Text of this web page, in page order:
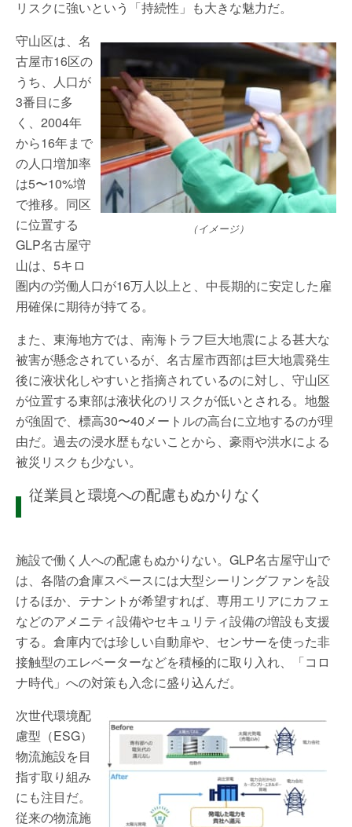
リスクに強いという「持続性」も大きな魅力だ。
（イメージ）
守山区は、名
古屋市16区の
うち、人口が
3番目に多
く、2004年
から16年まで
の人口増加率
は5〜10%増
で推移。同区
に位置する
GLP名古屋守
山は、5キロ
圏内の労働人口が16万人以上と、中長期的に安定した雇
用確保に期待が持てる。
また、東海地方では、南海トラフ巨大地震による甚大な
被害が懸念されているが、名古屋市西部は巨大地震発生
後に液状化しやすいと指摘されているのに対し、守山区
が位置する東部は液状化のリスクが低いとされる。地盤
が強固で、標高30〜40メートルの高台に立地するのが理
由だ。過去の浸水歴もないことから、豪雨や洪水による
被災リスクも少ない。
従業員と環境への配慮もぬかりなく
施設で働く人への配慮もぬかりない。GLP名古屋守山で
は、各階の倉庫スペースには大型シーリングファンを設
けるほか、テナントが希望すれば、専用エリアにカフェ
などのアメニティ設備やセキュリティ設備の増設も支援
する。倉庫内では珍しい自動扉や、センサーを使った非
接触型のエレベーターなどを積極的に取り入れ、「コロ
ナ時代」への対策も入念に盛り込んだ。
次世代環境配
慮型（ESG）
物流施設を目
指す取り組み
にも注目だ。
従来の物流施